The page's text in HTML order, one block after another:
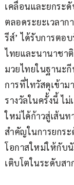
เคลื่อนและยกระ
ตลอดระยะเวลาก
รีส์’ ได้รับการตอ
ไทยและนานาชา
มวยไทยในฐานะ
การที่ไทวัสดุเข้า
รางวัลในครั้งนี้ ไ
ใหม่ได้ก้าวสู่เส้น
สำคัญในการยกร
โอกาสใหม่ให้กับ
เติบโตในระดับสา